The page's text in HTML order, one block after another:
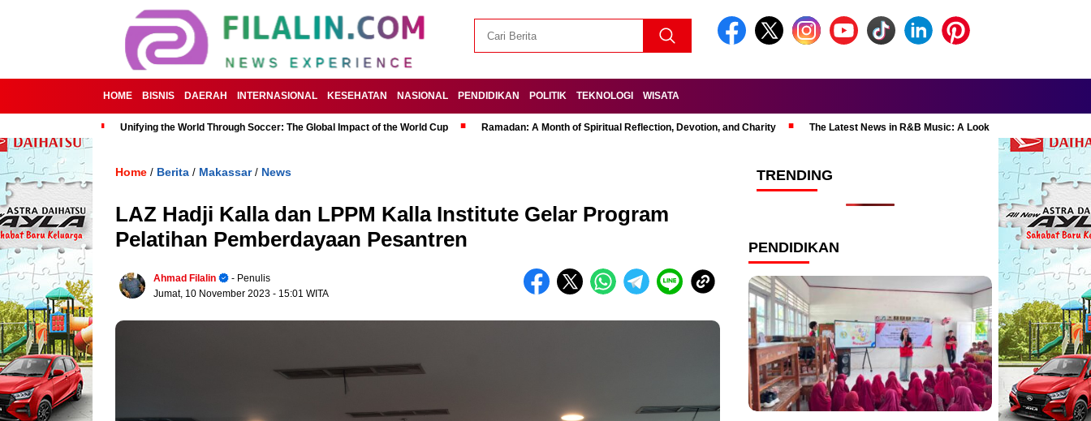
HOME BISNIS DAERAH INTERNASIONAL KESEHATAN NASIONAL PENDIDIKAN POLITIK TEKNOLOGI WISATA
Unifying the World Through Soccer: The Global Impact of the World Cup Ramadan: A Month of Spiritual Reflection, Devotion, and Charity The Latest News in R&B Music: A Look at Super Bowl
Home / Berita / Makassar/ News
LAZ Hadji Kalla dan LPPM Kalla Institute Gelar Program
Pelatihan Pemberdayaan Pesantren
Ahmad Filalin
- Penulis
Jumat, 10 November 2023 - 15:01 WITA
TRENDING
PENDIDIKAN